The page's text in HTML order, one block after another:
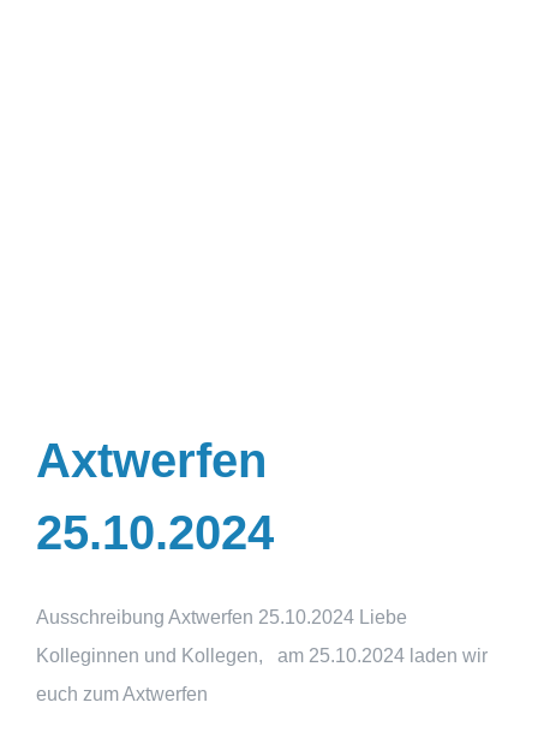
Axtwerfen
25.10.2024
Ausschreibung Axtwerfen 25.10.2024 Liebe
Kolleginnen und Kollegen, am 25.10.2024 laden wir
euch zum Axtwerfen